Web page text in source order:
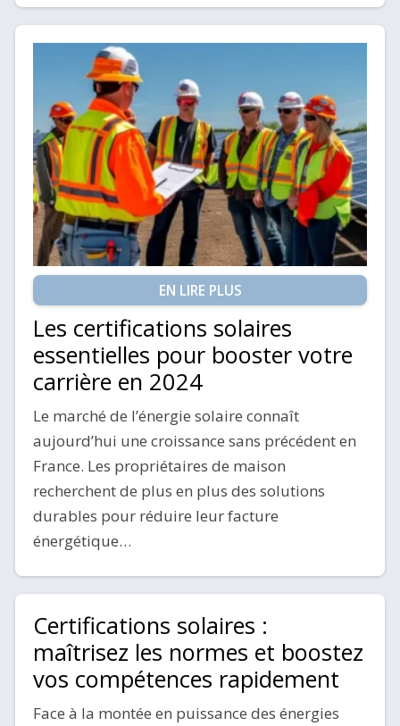
EN LIRE PLUS
Les certifications solaires
essentielles pour booster votre
carrière en 2024
Le marché de l’énergie solaire connaît
aujourd’hui une croissance sans précédent en
France. Les propriétaires de maison
recherchent de plus en plus des solutions
durables pour réduire leur facture
énergétique…
Certifications solaires :
maîtrisez les normes et boostez
vos compétences rapidement
Face à la montée en puissance des énergies